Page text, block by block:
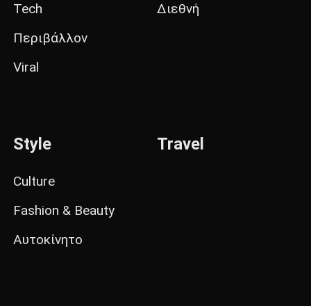
Tech
Περιβάλλον
Viral
Διεθνή
Style
Culture
Fashion & Beauty
Αυτοκίνητο
Travel